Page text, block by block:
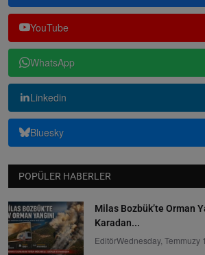
YouTube
WhatsApp
Linkedin
Bluesky
POPÜLER HABERLER
Milas Bozbük’te Orman
Karadan...
EditörWednesday, Temmuzy